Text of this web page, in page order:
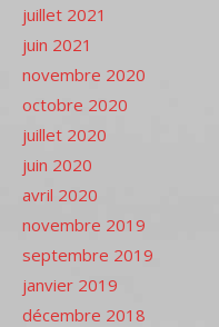
juillet 2021
juin 2021
novembre 2020
octobre 2020
juillet 2020
juin 2020
avril 2020
novembre 2019
septembre 2019
janvier 2019
décembre 2018